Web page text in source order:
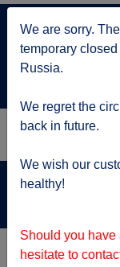
по Москве
ТОП
We are sorry.
temporary
Russia.
We regret the
back in future.
We wish our
healthy!
Should you have
hesitate to